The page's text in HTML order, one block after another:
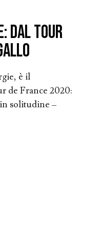
dal Tour
è il
de France 2020:
solitudine –